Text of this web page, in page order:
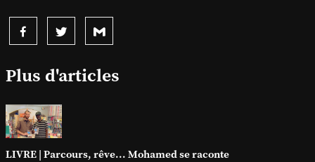
Plus d'articles
LIVRE | Parcours, rêve... Mohamed se raconte